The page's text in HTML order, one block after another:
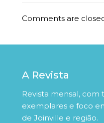
Comments are
A Revista
Revista mensal, com
exemplares e foco
de Joinville e região.